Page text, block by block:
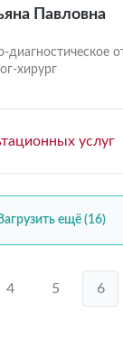
Павловна
диагностическое
хирург
услуг
ещё (16)
4 5 6